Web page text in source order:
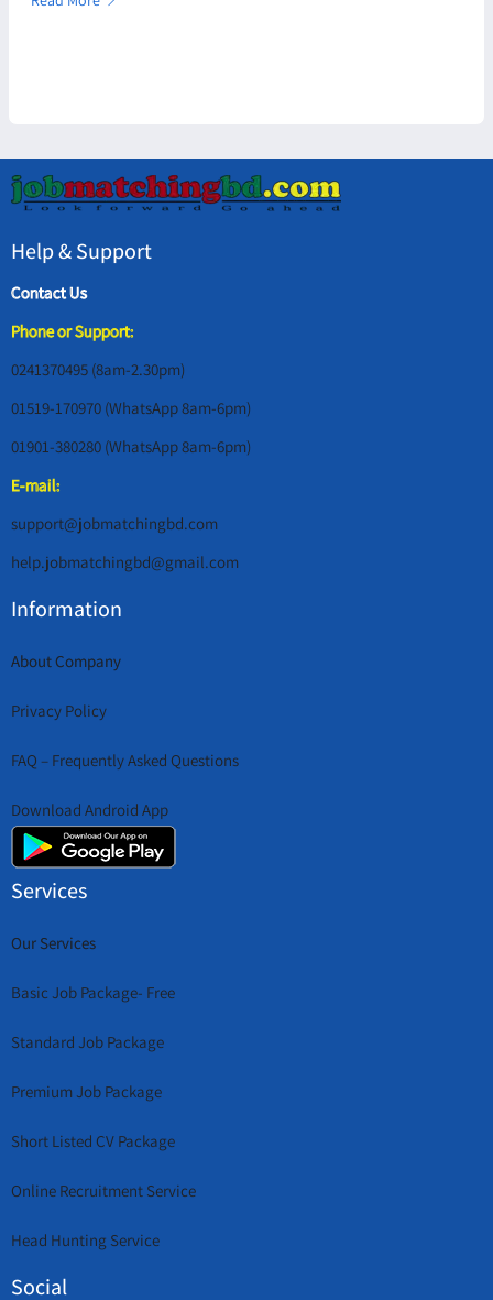
Help & Support
Contact Us
Phone or Support:
0241370495 (8am-2.30pm)
01519-170970 (WhatsApp 8am-6pm)
01901-380280 (WhatsApp 8am-6pm)
E-mail:
support@jobmatchingbd.com
help.jobmatchingbd@gmail.com
Information
About Company
Privacy Policy
FAQ – Frequently Asked Questions
Download Android App
Services
Our Services
Basic Job Package- Free
Standard Job Package
Premium Job Package
Short Listed CV Package
Online Recruitment Service
Head Hunting Service
Social